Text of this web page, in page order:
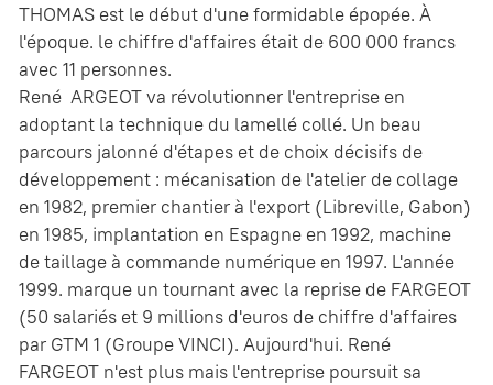
THOMAS est le début d'une formidable épopée. À
l'époque. le chiffre d'affaires était de 600 000 francs
avec 11 personnes.
René ARGEOT va révolutionner l'entreprise en
adoptant la technique du lamellé collé. Un beau
parcours jalonné d'étapes et de choix décisifs de
développement : mécanisation de l'atelier de collage
en 1982, premier chantier à l'export (Libreville, Gabon)
en 1985, implantation en Espagne en 1992, machine
de taillage à commande numérique en 1997. L'année
1999. marque un tournant avec la reprise de FARGEOT
(50 salariés et 9 millions d'euros de chiffre d'affaires
par GTM 1 (Groupe VINCI). Aujourd'hui. René
FARGEOT n'est plus mais l'entreprise poursuit sa